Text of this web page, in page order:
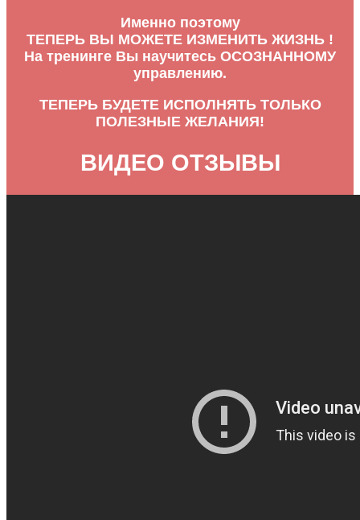
Именно поэтому
ТЕПЕРЬ ВЫ МОЖЕТЕ ИЗМЕНИТЬ ЖИЗНЬ !
На тренинге Вы научитесь ОСОЗНАННОМУ
управлению.
ТЕПЕРЬ БУДЕТЕ ИСПОЛНЯТЬ ТОЛЬКО
ПОЛЕЗНЫЕ ЖЕЛАНИЯ!
ВИДЕО ОТЗЫВЫ